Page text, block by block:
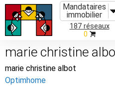
Mandataires
immobilier
187 réseaux
0
marie christine
marie christine albot
Optimhome